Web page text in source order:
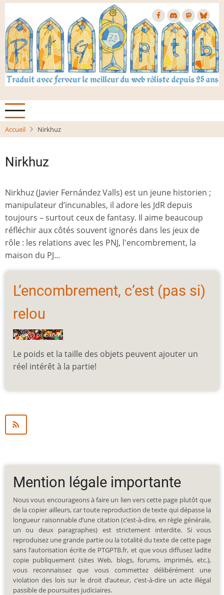
Aller
contenu
principal
Accueil Nirkhuz
Nirkhuz
Nirkhuz (Javier Fernández Valls) est un jeune historien ;
manipulateur d’incunables, il adore les JdR depuis
toujours – surtout ceux de fantasy. Il aime beaucoup
réfléchir aux côtés souvent ignorés dans les jeux de
rôle : les relations avec les PNJ, l'encombrement, la
maison du PJ…
L’encombrement, c’est (pas si)
relou
Le poids et la taille des objets peuvent ajouter un
réel intérêt à la partie!
Mention légale importante
Nous vous encourageons à faire un lien vers cette page plutôt que
de la copier ailleurs, car toute reproduction de texte qui dépasse la
longueur raisonnable d’une citation (c’est-à-dire, en règle générale,
un ou deux paragraphes) est strictement interdite. Si vous
reproduisez une grande partie ou la totalité du texte de cette page
sans l’autorisation écrite de PTGPTB.fr, et que vous diffusez ladite
copie publiquement (sites Web, blogs, forums, imprimés, etc.),
vous reconnaissez que vous commettez délibérément une
violation des lois sur le droit d’auteur, c’est-à-dire un acte illégal
passible de poursuites judiciaires.